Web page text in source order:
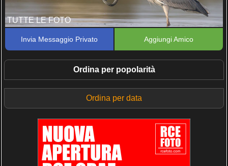
TUTTE LE FOTO
Invia Messaggio Privato Aggiungi Amico
Ordina per popolarità
Ordina per data